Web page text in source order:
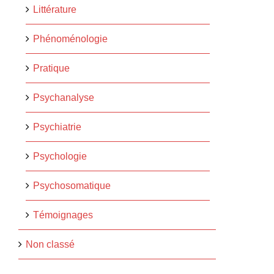
Littérature
Phénoménologie
Pratique
Psychanalyse
Psychiatrie
Psychologie
Psychosomatique
Témoignages
Non classé